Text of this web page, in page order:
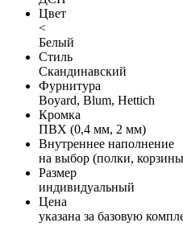
Цвет
<
Белый
Стиль
Скандинавский
Фурнитура
Boyard, Blum, Hettich
Кромка
ПВХ (0,4 мм, 2 мм)
Внутреннее наполнение
на выбор (полки,
Размер
индивидуальный
Цена
указана за базовую